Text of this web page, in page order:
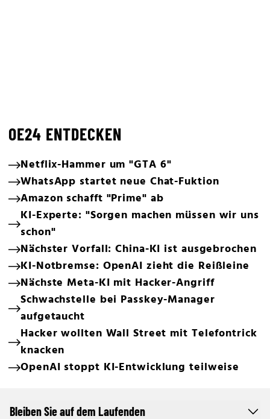
OE24 ENTDECKEN
Netflix-Hammer um "GTA 6"
WhatsApp startet neue Chat-Fuktion
Amazon schafft "Prime" ab
KI-Experte: "Sorgen machen müssen wir uns
schon"
Nächster Vorfall: China-KI ist ausgebrochen
KI-Notbremse: OpenAI zieht die Reißleine
Nächste Meta-KI mit Hacker-Angriff
Schwachstelle bei Passkey-Manager
aufgetaucht
Hacker wollten Wall Street mit Telefontrick
knacken
OpenAI stoppt KI-Entwicklung teilweise
Bleiben Sie auf dem Laufenden